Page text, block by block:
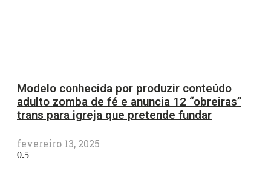
Modelo conhecida por produzir conteúdo
adulto zomba de fé e anuncia 12 “obreiras”
trans para igreja que pretende fundar
fevereiro 13, 2025